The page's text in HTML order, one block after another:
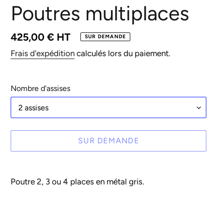
Poutres multiplaces
Prix
normal
425,00 € HT SUR DEMANDE
Frais d'expédition calculés lors du paiement.
Nombre d'assises
SUR DEMANDE
d'un
Poutre 2, 3 ou 4 places en métal gris.